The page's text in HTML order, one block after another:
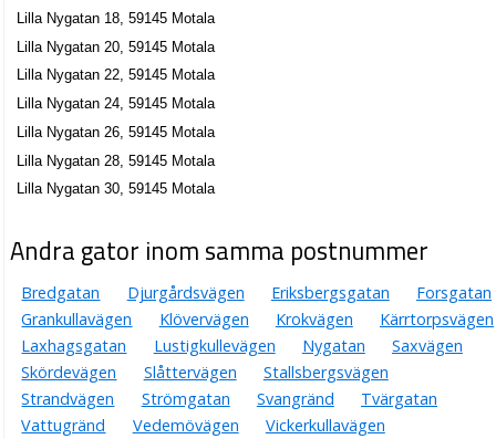
Lilla Nygatan 18, 59145 Motala
Lilla Nygatan 20, 59145 Motala
Lilla Nygatan 22, 59145 Motala
Lilla Nygatan 24, 59145 Motala
Lilla Nygatan 26, 59145 Motala
Lilla Nygatan 28, 59145 Motala
Lilla Nygatan 30, 59145 Motala
Andra gator inom samma postnummer
Bredgatan Djurgårdsvägen Eriksbergsgatan
Forsgatan
Grankullavägen
Klövervägen Krokvägen
Kärrtorpsvägen
Laxhagsgatan
Lustigkullevägen Nygatan
Saxvägen
Skördevägen
Slåttervägen
Stallsbergsvägen
Strandvägen
Strömgatan Svangränd
Tvärgatan
Vattugränd
Vedemövägen
Vickerkullavägen